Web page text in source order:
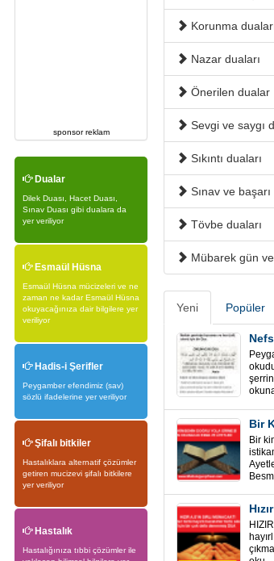
sponsor reklam
Dualar
Dilek Duası, Hacet Duası,
Sınav Duası gibi dualara da
yer veriliyor
Esmaül Hüsna
Esmaül Hüsna mücizeleri ve ne
zaman ne kadar Esmaül Hüsna
okuyacağınıza dair bilgilere yer
veriliyor
Hadis-i Şerifler
Peygamber efendimiz (sav)
sözlü ifadelerine yer veriliyor
Şifalı bitkiler
Hastalıklara alternatif çözümler
getiren mucizevi şifalı bitkilere
yer veriliyor
Hastalık
Hastalığınıza tıbbi çözümler ile
Korunma
Nazar duaları
Önerilen dualar
Sevgi ve saygı
Sıkıntı duaları
Sınav ve başarı
Tövbe duaları
Mübarek gün
Yeni Popüler
Bir